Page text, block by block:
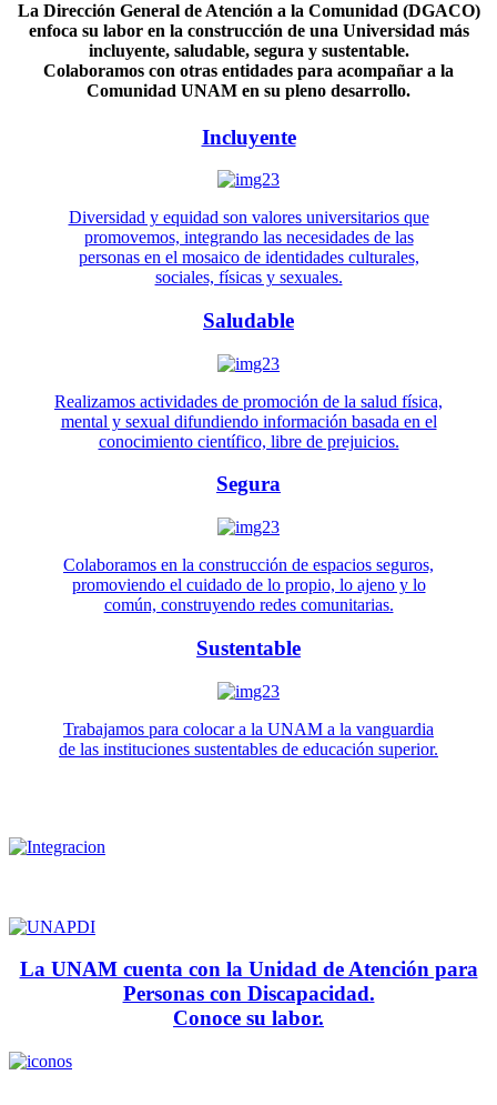
La Dirección General de Atención a la Comunidad (DGACO)
enfoca su labor en la construcción de una Universidad más
incluyente, saludable, segura y sustentable.
Colaboramos con otras entidades para acompañar a la
Comunidad UNAM en su pleno desarrollo.
Incluyente
Diversidad y equidad son valores universitarios que
promovemos, integrando las necesidades de las
personas en el mosaico de identidades culturales,
sociales, físicas y sexuales.
Saludable
Realizamos actividades de promoción de la salud física,
mental y sexual difundiendo información basada en el
conocimiento científico, libre de prejuicios.
Segura
Colaboramos en la construcción de espacios seguros,
promoviendo el cuidado de lo propio, lo ajeno y lo
común, construyendo redes comunitarias.
Sustentable
Trabajamos para colocar a la UNAM a la vanguardia
de las instituciones sustentables de educación superior.
La UNAM cuenta con la Unidad de Atención para
Personas con Discapacidad.
Conoce su labor.